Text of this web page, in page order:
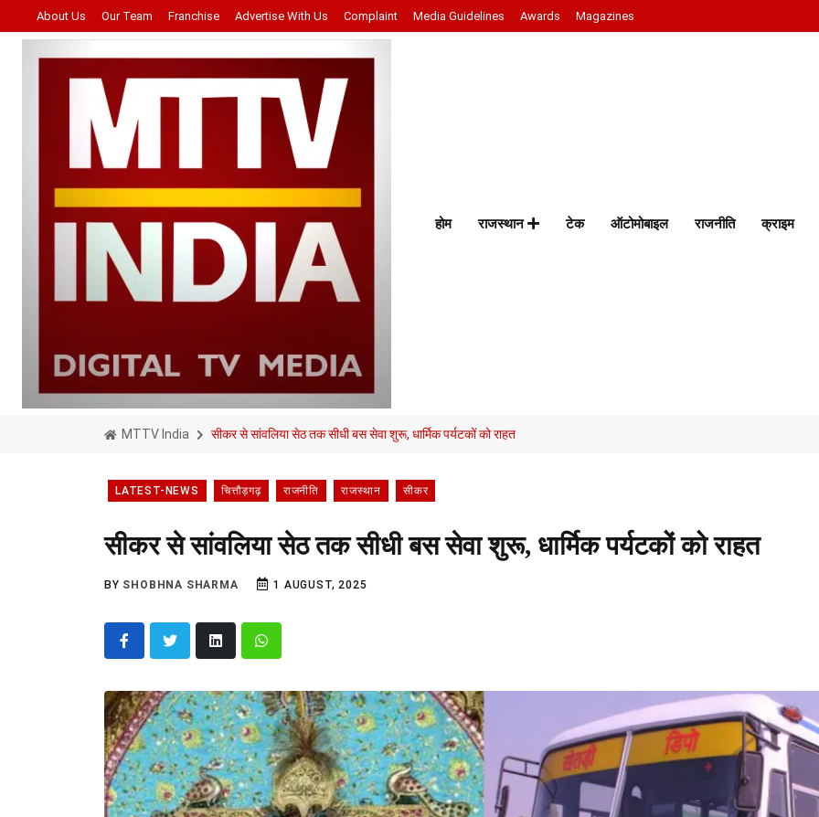
About Us Our Team Franchise Advertise With Us Complaint Media Guidelines Awards Magazines
होम राजस्थान टेक ऑटोमोबाइल राजनीति क्राइम
MTTV India सीकर से सांवलिया सेठ तक सीधी बस सेवा शुरू, धार्मिक पर्यटकों को राहत
LATEST-NEWS चित्तौड़गढ़ राजनीति राजस्थान सीकर
सीकर से सांवलिया सेठ तक सीधी बस सेवा शुरू, धार्मिक पर्यटकों को राहत
BY SHOBHNA SHARMA 1 AUGUST, 2025